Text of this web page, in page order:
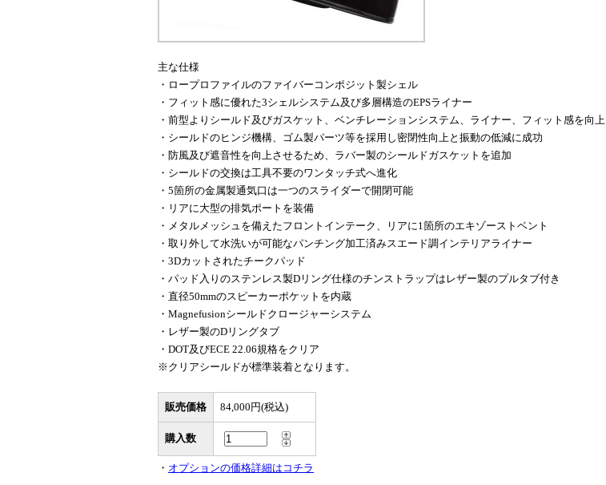
主な仕様
・ロープロファイルのファイバーコンポジット製シェル
・フィット感に優れた3シェルシステム及び多層構造のEPSライナー
・前型よりシールド及びガスケット、ベンチレーションシステム、ライナー、フィット感を向上
・シールドのヒンジ機構、ゴム製パーツ等を採用し密閉性向上と振動の低減に成功
・防風及び遮音性を向上させるため、ラバー製のシールドガスケットを追加
・シールドの交換は工具不要のワンタッチ式へ進化
・5箇所の金属製通気口は一つのスライダーで開閉可能
・リアに大型の排気ポートを装備
・メタルメッシュを備えたフロントインテーク、リアに1箇所のエキゾーストベント
・取り外して水洗いが可能なパンチング加工済みスエード調インテリアライナー
・3Dカットされたチークパッド
・パッド入りのステンレス製Dリング仕様のチンストラップはレザー製のプルタブ付き
・直径50mmのスピーカーポケットを内蔵
・Magnefusionシールドクロージャーシステム
・レザー製のDリングタブ
・DOT及びECE 22.06規格をクリア
※クリアシールドが標準装着となります。
販売価格 84,000円(税込)
購入数
・ オプションの価格詳細はコチラ